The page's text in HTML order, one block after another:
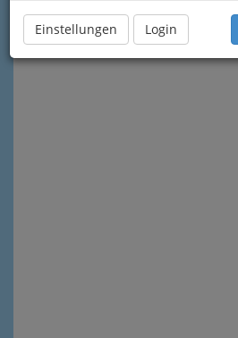
Einstellungen Login